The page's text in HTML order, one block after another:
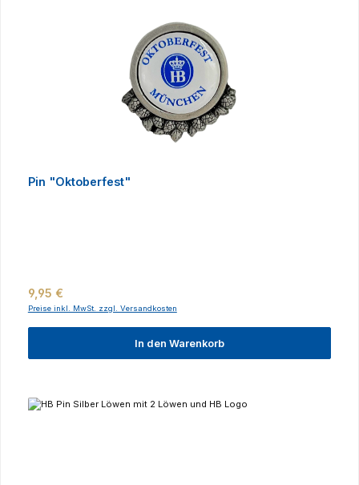
Pin "Oktoberfest"
Regulärer Preis:
9,95 €
Preise inkl. MwSt. zzgl. Versandkosten
In den Warenkorb